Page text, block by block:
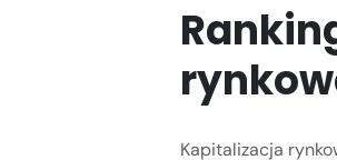
Kapitalizacja